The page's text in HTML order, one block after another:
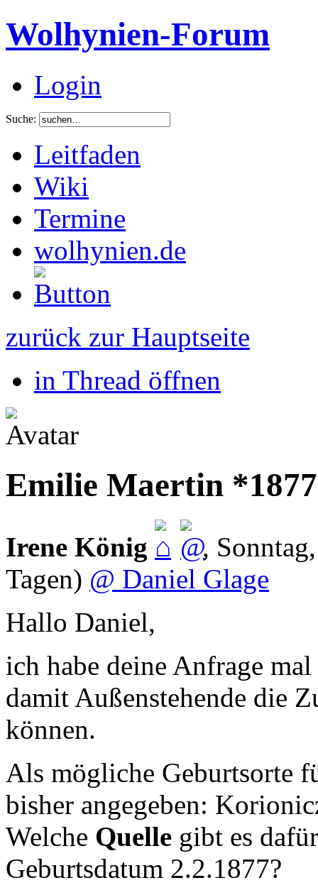
Wolhynien-Forum
Login
Suche:
Leitfaden
Wiki
Termine
wolhynien.de
zurück zur Hauptseite
in Thread öffnen
Emilie Maertin *1877
Irene König ,
Tagen) @ Daniel Glage
Hallo Daniel,
ich habe deine Anfrage
damit Außenstehende die
können.
Als mögliche Geburtsorte
bisher angegeben:
Welche Quelle gibt es
Geburtsdatum 2.2.1877?